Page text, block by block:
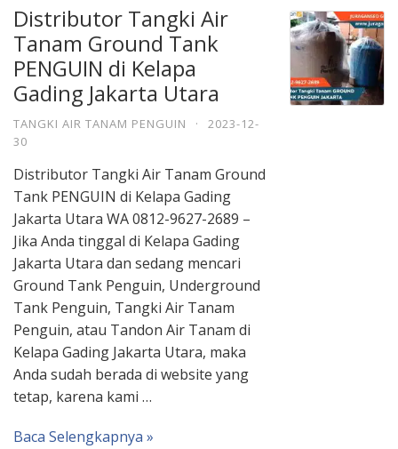
Distributor Tangki Air
Tanam Ground Tank
PENGUIN di Kelapa
Gading Jakarta Utara
TANGKI AIR TANAM PENGUIN ·
2023-12-
30
Distributor Tangki Air Tanam Ground
Tank PENGUIN di Kelapa Gading
Jakarta Utara WA 0812-9627-2689 –
Jika Anda tinggal di Kelapa Gading
Jakarta Utara dan sedang mencari
Ground Tank Penguin, Underground
Tank Penguin, Tangki Air Tanam
Penguin, atau Tandon Air Tanam di
Kelapa Gading Jakarta Utara, maka
Anda sudah berada di website yang
tetap, karena kami …
Baca Selengkapnya »